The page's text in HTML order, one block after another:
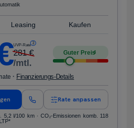
Leasing Kaufen
UVP-Rate 3
281€
/mtl.
Guter Preis4
· Finanzierungs-Details
Rate anpassen
5,2 l/100 km · CO₂-Emissionen komb. 118